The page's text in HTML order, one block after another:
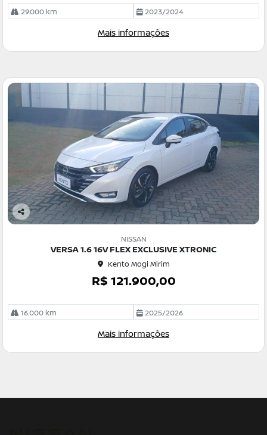
29.000 km 2023/2024
Mais informações
Co
NISSAN
VERSA 1.6 16V FLEX EXCLUSIVE XTRONIC
Kento Mogi Mirim
R$ 121.900,00
16.000 km 2025/2026
Mais informações